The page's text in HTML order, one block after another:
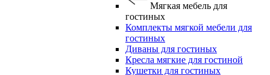
Мягкая мебель для
гостиных
Комплекты мягкой мебели для
гостиных
Диваны для гостиных
Кресла мягкие для гостиной
Кушетки для гостиных